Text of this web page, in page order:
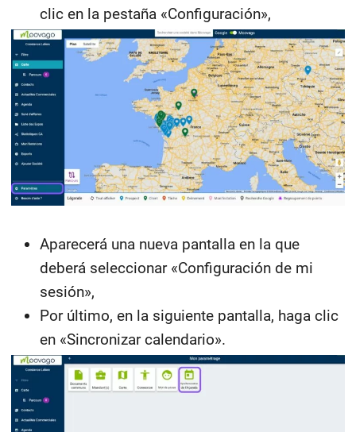
clic en la pestaña «Configuración»,
Aparecerá una nueva pantalla en la que
deberá seleccionar «Configuración de mi
sesión»,
Por último, en la siguiente pantalla, haga clic
en «Sincronizar calendario».